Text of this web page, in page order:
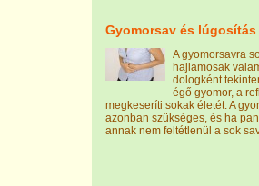
Gyomorsav és lúgosítás
A gyomorsavra
hajlamosak
dologként
égő gyomor, a
megkeseríti sokak életét. A
azonban szükséges, és ha
annak nem feltétlenül a sok